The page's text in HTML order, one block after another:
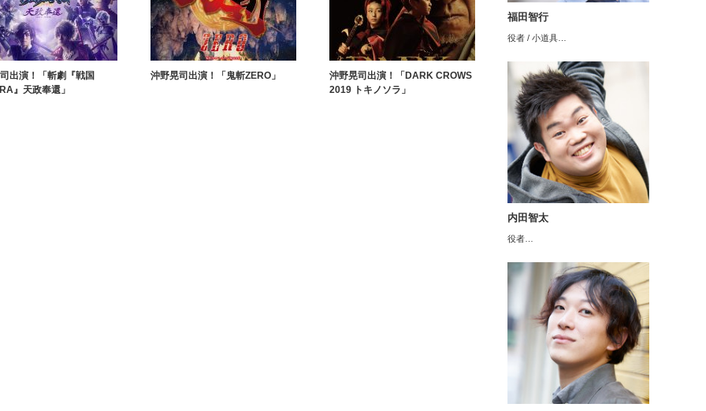
出演！「斬劇『戦国
』天政奉還」
沖野晃司出演！「鬼斬ZERO」
沖野晃司出演！「DARK CROWS
2019 トキノソラ」
福田智行
役者 / 小道具…
内田智太
役者…